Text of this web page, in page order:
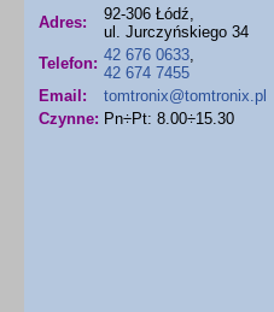
Adres:
92-306 Łódź,
ul. Jurczyńskiego 34
Telefon: 42 676 0633,
42 674 7455
Email:
tomtronix@tomtronix.pl
Czynne: Pn÷Pt: 8.00÷15.30